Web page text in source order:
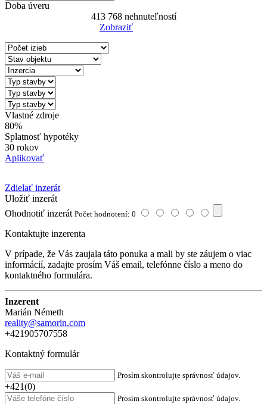
Doba úveru
413 768nehnuteľností
Zobraziť
Vlastné zdroje
80%
Splatnosť hypotéky
30 rokov
Aplikovať
Zdielať inzerát
Uložiť inzerát
Ohodnotiť inzerát Počet hodnotení: 0
Kontaktujte inzerenta
V prípade, že Vás zaujala táto ponuka a mali by ste záujem o viac
informácií, zadajte prosím Váš email, telefónne číslo a meno do
kontaktného formulára.
Inzerent
Marián Németh
reality@samorin.com
+421905707558
Kontaktný formulár
Prosím skontrolujte správnosť údajov.
+421(0)
Prosím skontrolujte správnosť údajov.